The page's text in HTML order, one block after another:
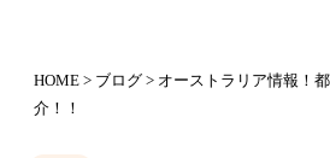
HOME > ブログ > オーストラリア情報！
介！！